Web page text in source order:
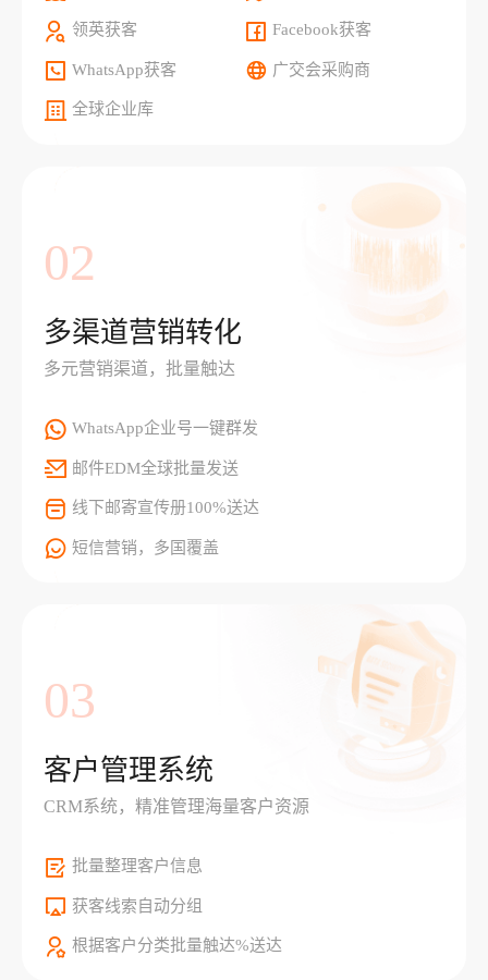
领英获客 Facebook获客
WhatsApp获客 广交会采购商
全球企业库
02
多渠道营销转化
多元营销渠道，批量触达
WhatsApp企业号一键群发
邮件EDM全球批量发送
线下邮寄宣传册100%送达
短信营销，多国覆盖
03
客户管理系统
CRM系统，精准管理海量客户资源
批量整理客户信息
获客线索自动分组
根据客户分类批量触达%送达